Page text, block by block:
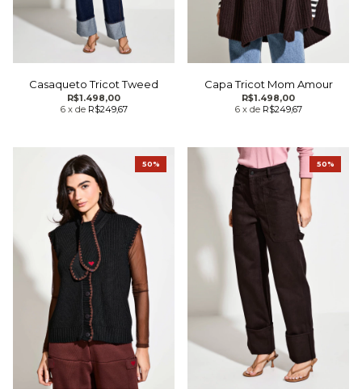
Casaqueto Tricot Tweed
R$1.498,00
6 x de R$249,67
Capa Tricot Mom Amour
R$1.498,00
6 x de R$249,67
50% 50%